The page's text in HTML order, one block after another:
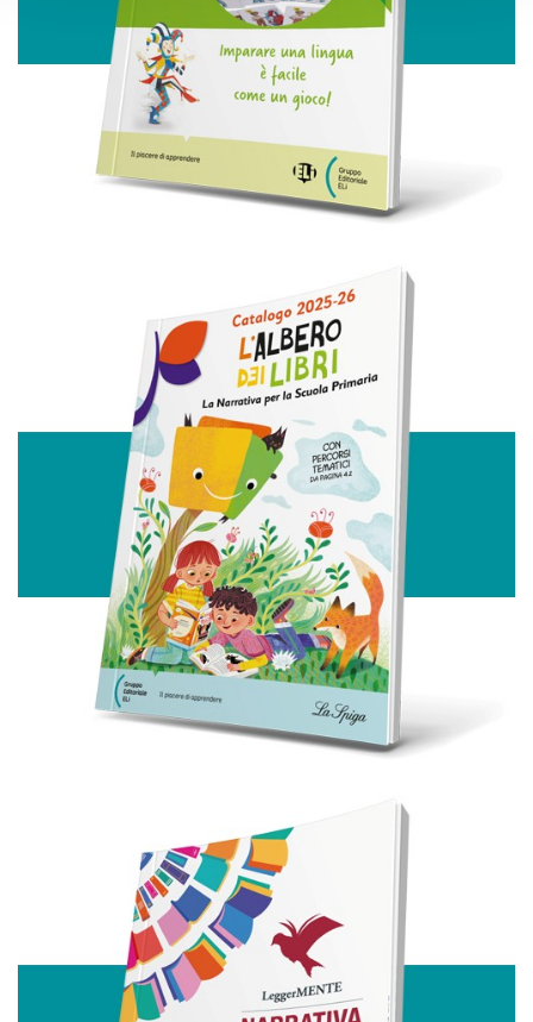
modificare o ritirare il tuo consenso in qualsiasi momento
dalla Dichiarazione sui cookie.
Utilizziamo i cookie per personalizzare contenuti ed
annunci, per fornire funzionalità dei social media e per
analizzare il nostro traffico. Condividiamo inoltre
informazioni sul modo in cui utilizza il nostro sito con i
nostri partner che si occupano di analisi dei dati web,
con altre informazioni che ha fornito loro o che hanno
raccolto dal suo utilizzo dei loro servizi.